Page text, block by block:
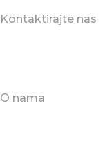
Kontaktirajte nas
O nama